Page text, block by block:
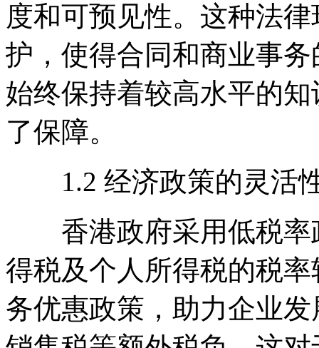
度和可预见性。这种法
护，使得合同和商业事
始终保持着较高水平的
了保障。
1.2 经济政策的灵活
香港政府采用低税率
得税及个人所得税的税
务优惠政策，助力企业